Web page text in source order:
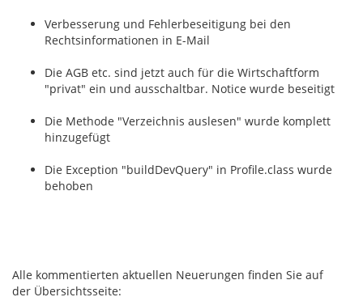
Verbesserung und Fehlerbeseitigung bei den
Rechtsinformationen in E-Mail
Die AGB etc. sind jetzt auch für die Wirtschaftform
"privat" ein und ausschaltbar. Notice wurde beseitigt
Die Methode "Verzeichnis auslesen" wurde komplett
hinzugefügt
Die Exception "buildDevQuery" in Profile.class wurde
behoben
Alle kommentierten aktuellen Neuerungen finden Sie auf
der Übersichtsseite: